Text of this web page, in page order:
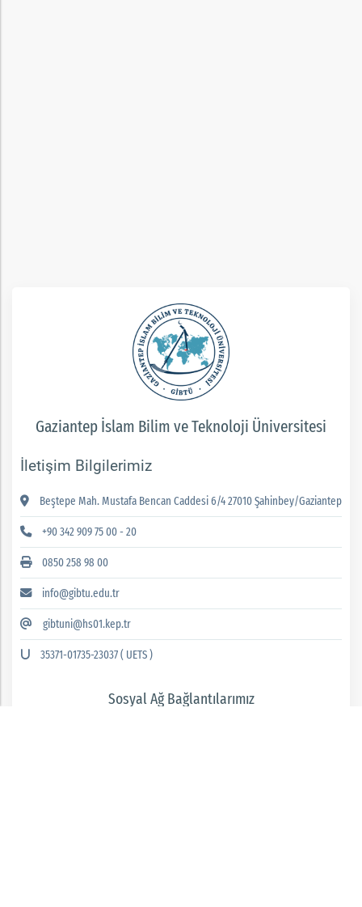
Gaziantep İslam Bilim ve Teknoloji Üniversitesi
İletişim Bilgilerimiz
Beştepe Mah. Mustafa Bencan Caddesi 6/4 27010 Şahinbey/Gaziantep
+90 342 909 75 00 - 20
0850 258 98 00
info@gibtu.edu.tr
gibtuni@hs01.kep.tr
35371-01735-23037 ( UETS )
Sosyal Ağ Bağlantılarımız